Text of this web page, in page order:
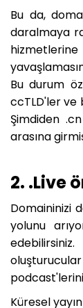
Bu da,
daralmaya
Bu durum
ccTLD'ler ve
Şimdiden
arasına
2. .Live
Domaininizi
yolunu
podcast'lerini
Küresel